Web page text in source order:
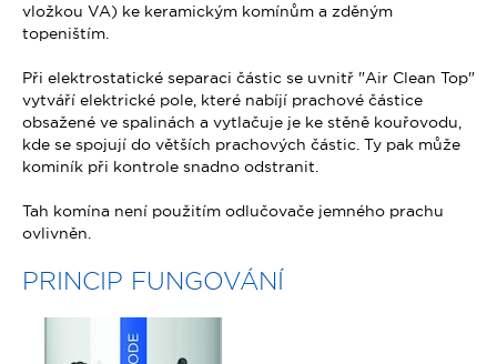
vložkou VA) ke keramickým komínům a zděným
topeništím.
Při elektrostatické separaci částic se uvnitř "Air Clean Top"
vytváří elektrické pole, které nabíjí prachové částice
obsažené ve spalinách a vytlačuje je ke stěně kouřovodu,
kde se spojují do větších prachových částic. Ty pak může
kominík při kontrole snadno odstranit.
Tah komína není použitím odlučovače jemného prachu
ovlivněn.
PRINCIP FUNGOVÁNÍ